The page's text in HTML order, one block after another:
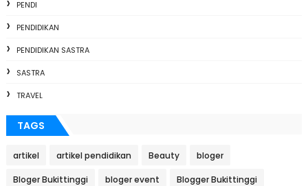
PENDI
PENDIDIKAN
PENDIDIKAN SASTRA
SASTRA
TRAVEL
TAGS
artikel artikel pendidikan Beauty bloger
Bloger Bukittinggi bloger event Blogger Bukittinggi